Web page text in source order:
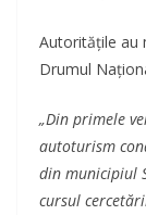
Autoritățile au
Drumul
„Din primele
autoturism
din municipiul
cursul